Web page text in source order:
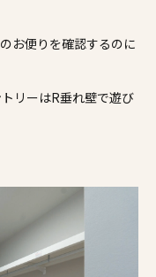
お便りを確認するのに
リーはR垂れ壁で遊び